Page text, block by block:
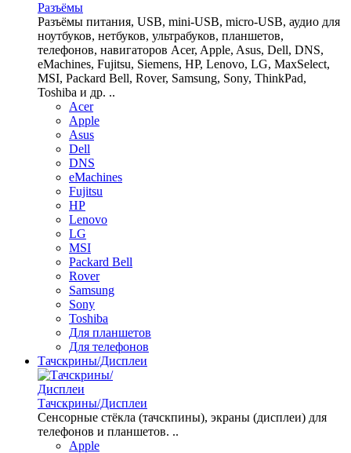
Разъёмы
Разъёмы питания, USB, mini-USB, micro-USB, аудио для
ноутбуков, нетбуков, ультрабуков, планшетов,
телефонов, навигаторов Acer, Apple, Asus, Dell, DNS,
eMachines, Fujitsu, Siemens, HP, Lenovo, LG, MaxSelect,
MSI, Packard Bell, Rover, Samsung, Sony, ThinkPad,
Toshiba и др. ..
Acer
Apple
Asus
Dell
DNS
eMachines
Fujitsu
HP
Lenovo
LG
MSI
Packard Bell
Rover
Samsung
Sony
Toshiba
Для планшетов
Для телефонов
Тачскрины/Дисплеи
Тачскрины/Дисплеи
Сенсорные стёкла (тачскпины), экраны (дисплеи) для
телефонов и планшетов. ..
Apple